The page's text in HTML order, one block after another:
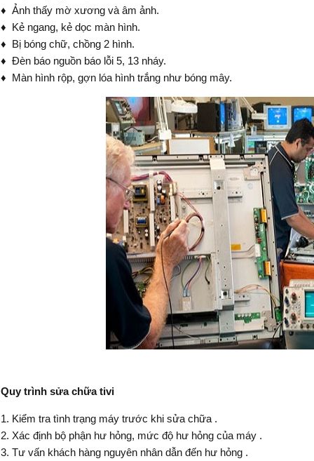
♦ Ảnh thấy mờ xương và âm ảnh.
♦ Kẻ ngang, kẻ dọc màn hình.
♦ Bị bóng chữ, chồng 2 hình.
♦ Đèn báo nguồn báo lỗi 5, 13 nháy.
♦ Màn hình rộp, gợn lóa hình trắng như bóng mây.
Quy trình sửa chữa tivi
1. Kiểm tra tình trạng máy trước khi sửa chữa .
2. Xác định bộ phận hư hỏng, mức độ hư hỏng của máy .
3. Tư vấn khách hàng nguyên nhân dẫn đến hư hỏng .